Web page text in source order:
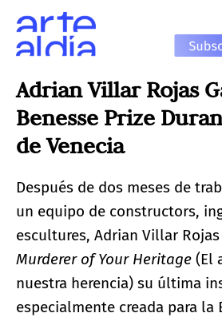
Adrian Villar Rojas
Benesse Prize
de Venecia
Después de dos meses de
un equipo de constructors,
escultures, Adrian Villar
Murderer of Your Heritage (El
nuestra herencia) su última
especialmente creada para la